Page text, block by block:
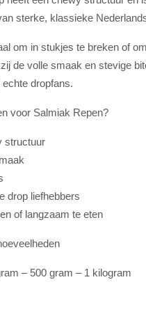
sterke, klassieke
om in stukjes te breken of
de volle smaak en stevige
dropfans.
voor Salmiak Repen?
structuur
drop liefhebbers
of langzaam te eten
– 500 gram – 1 kilogram